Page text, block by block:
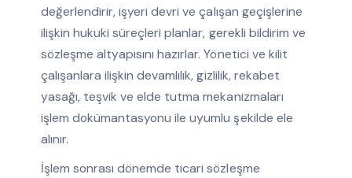
değerlendirir, işyeri devri ve çalışan geçişlerine
ilişkin hukuki süreçleri planlar, gerekli bildirim ve
sözleşme altyapısını hazırlar. Yönetici ve kilit
çalışanlara ilişkin devamlılık, gizlilik, rekabet
yasağı, teşvik ve elde tutma mekanizmaları
işlem dokümantasyonu ile uyumlu şekilde ele
alınır.
İşlem sonrası dönemde ticari sözleşme